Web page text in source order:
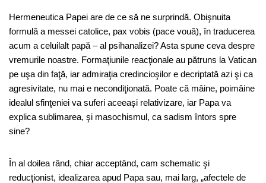
Hermeneutica Papei are de ce să ne surprindă. Obişnuita
formulă a messei catolice, pax vobis (pace vouă), în traducerea
acum a celuilalt papă – al psihanalizei? Asta spune ceva despre
vremurile noastre. Formaţiunile reacţionale au pătruns la Vatican
pe uşa din faţă, iar admiraţia credincioşilor e decriptată azi şi ca
agresivitate, nu mai e necondiţionată. Poate că mâine, poimâine
idealul sfinţeniei va suferi aceeaşi relativizare, iar Papa va
explica sublimarea, şi masochismul, ca sadism întors spre
sine?
În al doilea rând, chiar acceptând, cam schematic şi
reducţionist, idealizarea apud Papa sau, mai larg, „afectele de